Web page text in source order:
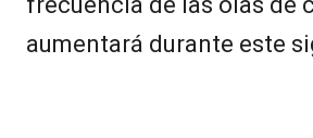
aumentará durante este